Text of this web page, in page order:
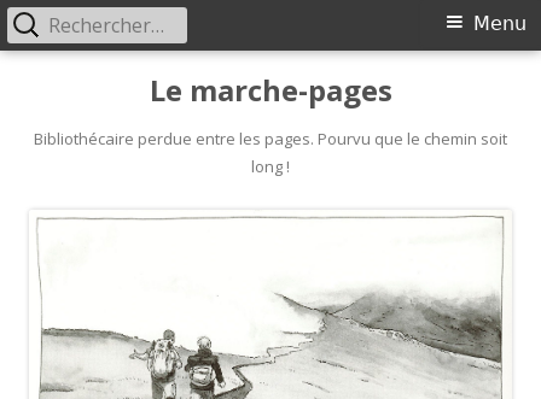
content
Le marche-pages
Bibliothécaire perdue entre les pages. Pourvu que le chemin soit
long !
Primary
Menu
Rechercher :